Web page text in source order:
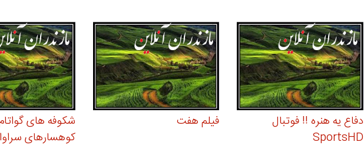
دفاع یه هنره !! فوتبال
SportsHD
فیلم هفت
شکوفه های
کوهسارهای